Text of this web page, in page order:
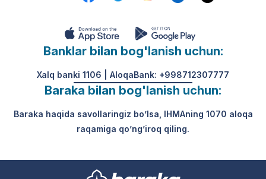
Banklar bilan bog'lanish uchun:
Xalq banki 1106 | AloqaBank: +998712307777
Baraka bilan bog'lanish uchun:
Baraka haqida savollaringiz bo’lsa, IHMAning 1070 aloqa
raqamiga qo’ng’iroq qiling.